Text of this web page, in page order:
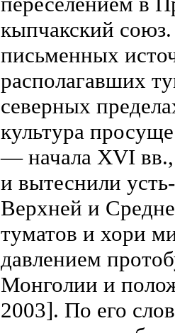
кыпчакский
письменных
располагавших
северных
культура
— начала XVI вв.,
и вытеснили
Верхней и
туматов и хори
давлением
Монголии и
2003]. По его